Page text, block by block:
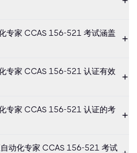
专家 CCAS 156-521 考试涵盖
专家 CCAS 156-521 认证有效
专家 CCAS 156-521 认证的考
动化专家 CCAS 156-521 考试